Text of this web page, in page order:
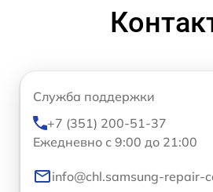
Служба поддержки
+7 (351) 200-51-37
Ежедневно с 9:00 до 21:00
info@chl.samsung-repair-